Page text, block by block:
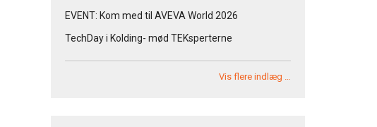
EVENT: Kom med til AVEVA World 2026
TechDay i Kolding- mød TEKsperterne
Vis flere indlæg …